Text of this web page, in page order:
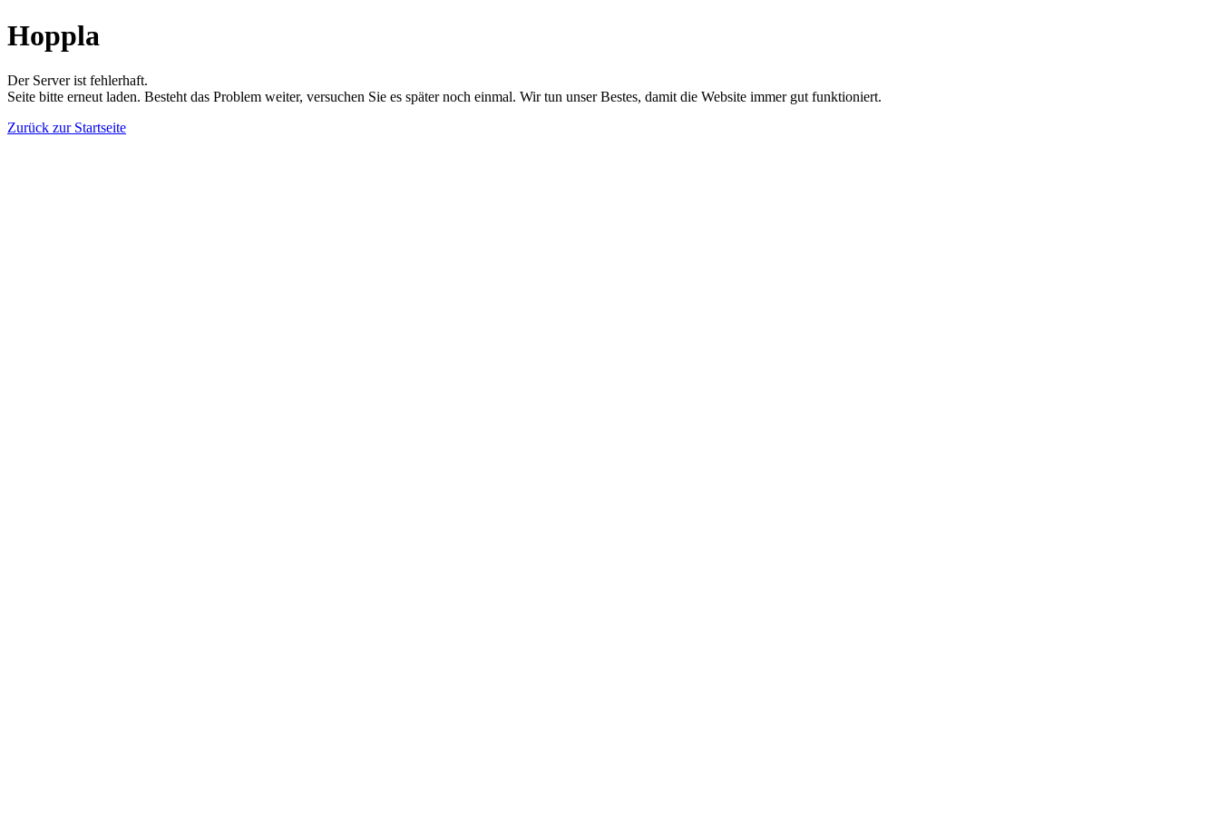
Hoppla
Der Server ist fehlerhaft.
Seite bitte erneut laden. Besteht das Problem weiter, versuchen Sie es später noch einmal. Wir tun unser Bestes, damit die Website immer gut funktioniert.
Zurück zur Startseite